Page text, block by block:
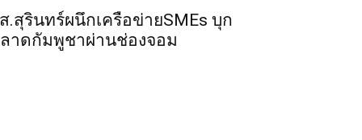
.สุรินทร์ผนึกเครือข่ายSMEs บุก
าดกัมพูชาผ่านช่องจอม